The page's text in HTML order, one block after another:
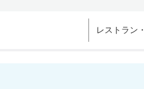
レストラン